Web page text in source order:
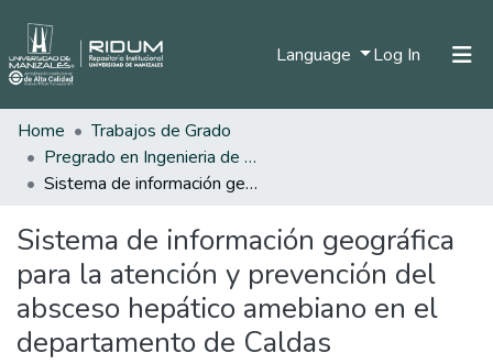
Language Log In (current)
Statistics
Home
Trabajos de Grado
Pregrado en Ingenieria de Sistemas y Telecomunicaciones
Sistema de información geográfica para la atención y prevención del absceso hepático amebiano en el departamento de Caldas
Sistema de información geográfica
para la atención y prevención del
absceso hepático amebiano en el
departamento de Caldas